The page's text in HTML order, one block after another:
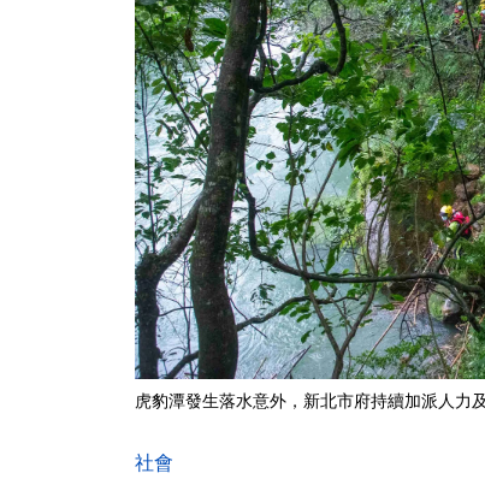
虎豹潭發生落水意外，新北市府持續加派人力
社會